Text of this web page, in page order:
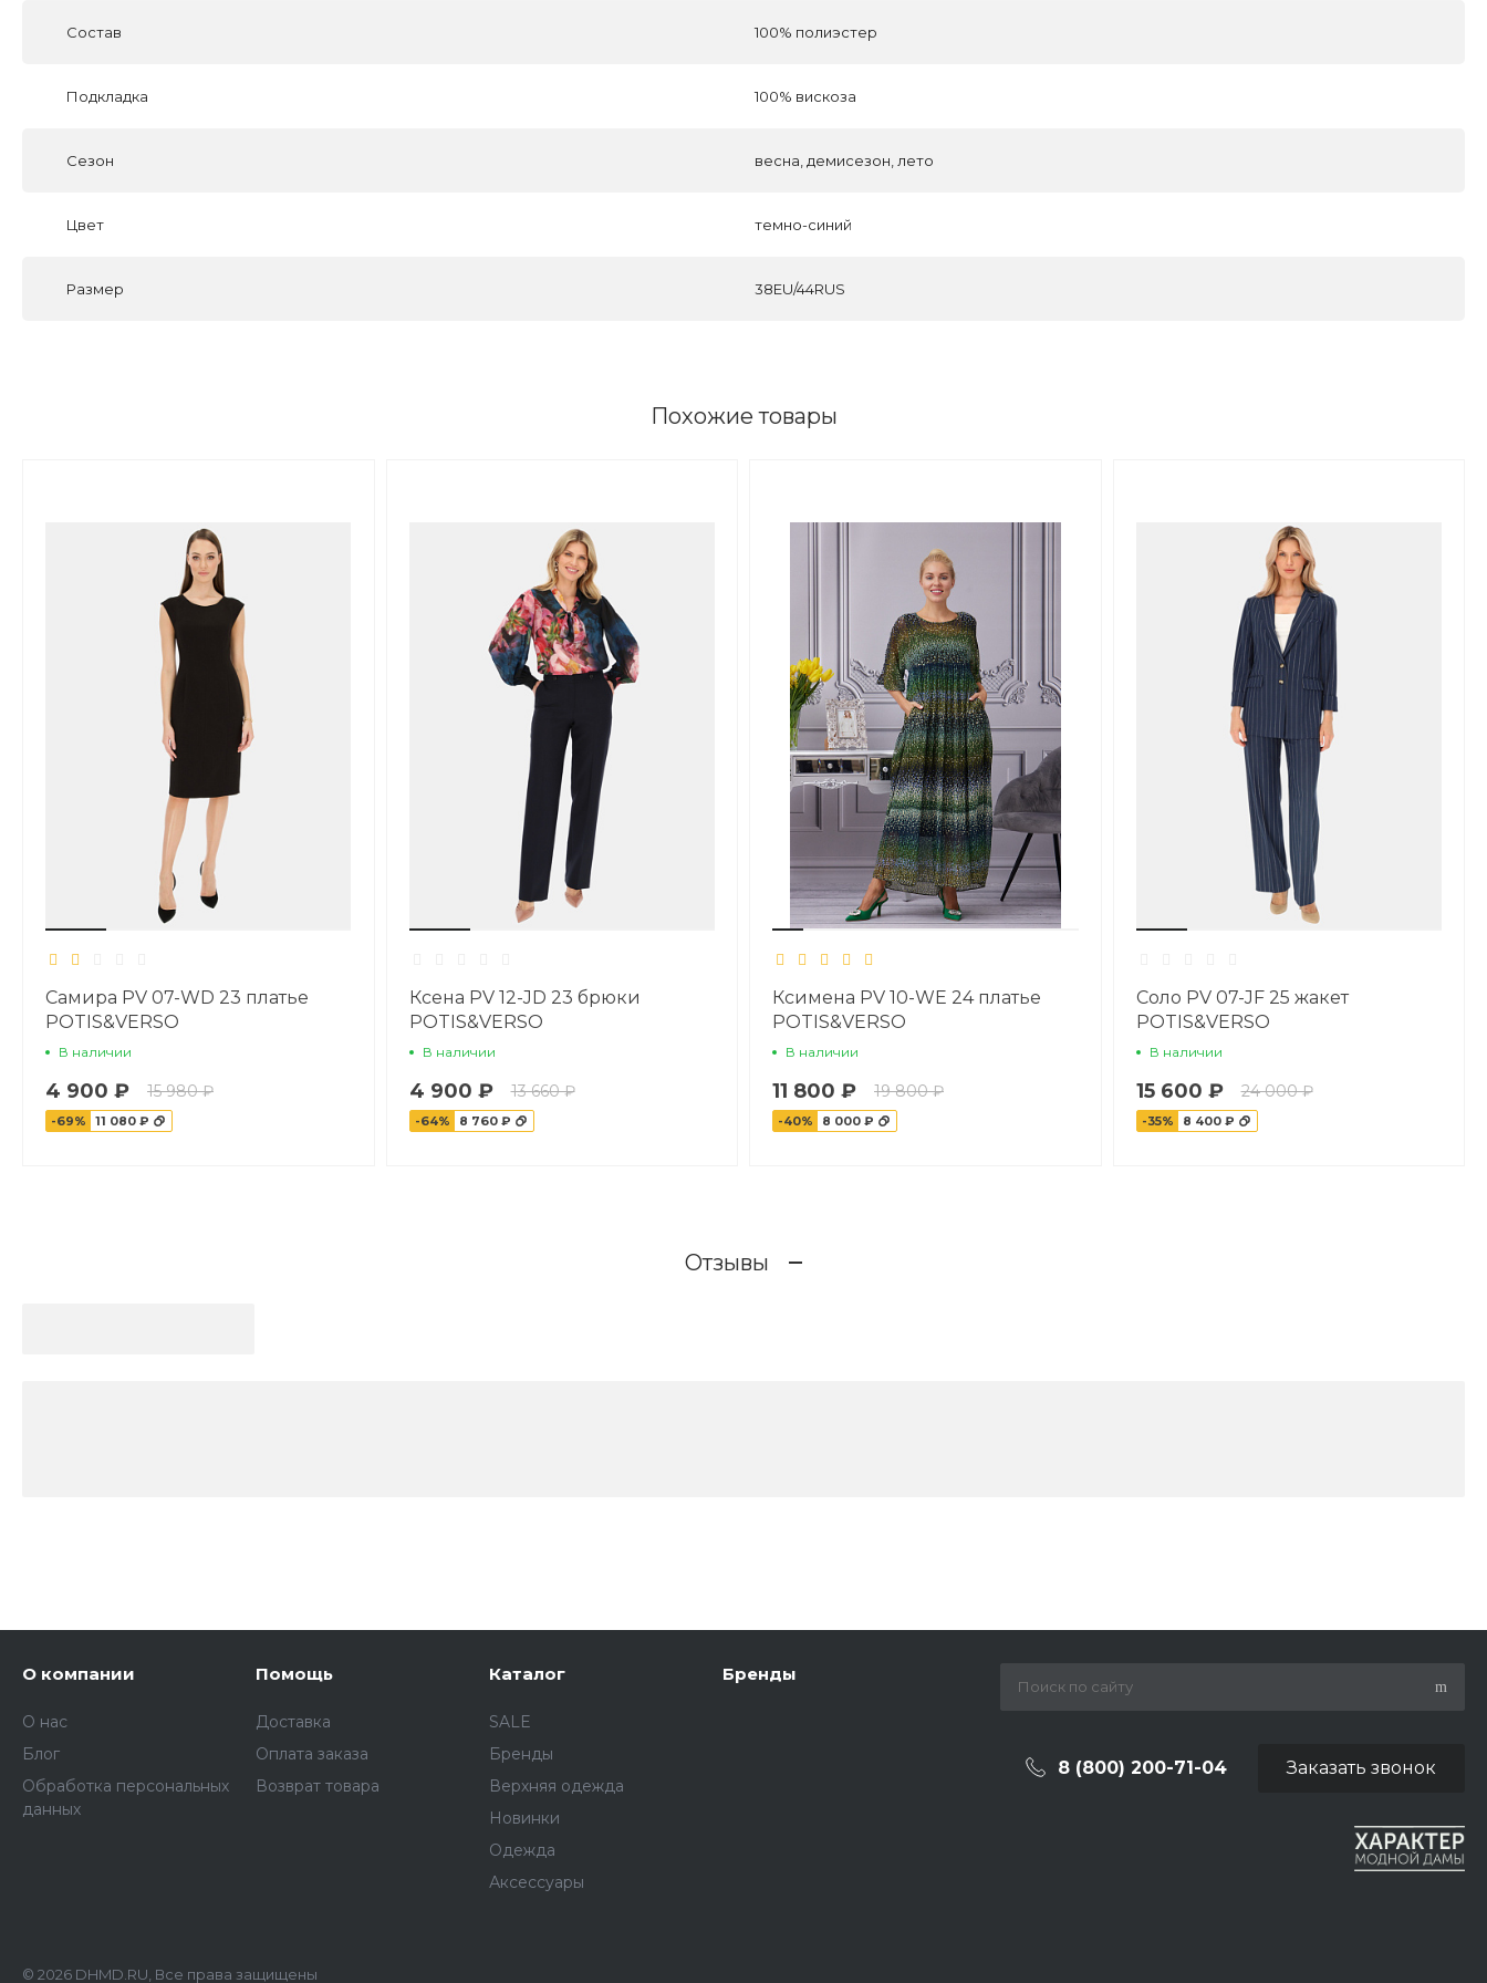
Состав 100% полиэстер
Подкладка 100% вискоза
Сезон весна, демисезон, лето
Цвет темно-синий
Размер 38EU/44RUS
Похожие товары
Самира PV 07-WD 23 платье
POTIS&VERSO
В наличии
4 900 ₽ 15 980 ₽
-69% 11 080 ₽
Ксена PV 12-JD 23 брюки
POTIS&VERSO
В наличии
4 900 ₽ 13 660 ₽
-64% 8 760 ₽
Ксимена PV 10-WE 24 платье
POTIS&VERSO
В наличии
11 800 ₽ 19 800 ₽
-40% 8 000 ₽
Соло PV 07-JF 25 жакет
POTIS&VERSO
В наличии
15 600 ₽ 24 000 ₽
-35% 8 400 ₽
Отзывы
О компании
О нас
Блог
Обработка персональных
данных
Помощь
Доставка
Оплата заказа
Возврат товара
Каталог
SALE
Бренды
Верхняя одежда
Новинки
Одежда
Аксессуары
Бренды
8 (800) 200-71-04 Заказать звонок
© 2026 DHMD.RU, Все права защищены